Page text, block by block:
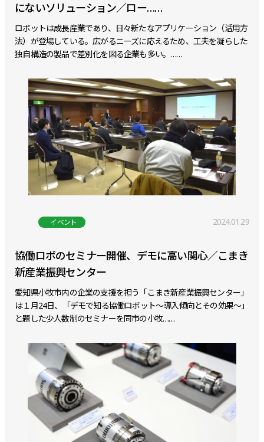
にないソリューション／ロー……
ロボットは成長産業であり、日々新たなアプリケーション（活用方
法）が登場している。広がるニーズに応えるため、工夫を凝らした
独自構造の製品で差別化を図る企業も多い。……
イベント 2024.01.29
協働ロボのセミナー開催、デモに高い関心／こまき
新産業振興センター
愛知県小牧市内の企業の支援を担う「こまき新産業振興センター」
は１月24日、「デモで知る協働ロボット～導入傾向とその効果～」
と題した少人数制のセミナーを同市の小牧……